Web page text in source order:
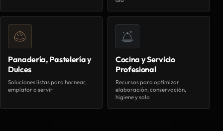
Panadería, Pastelería y
Dulces
Soluciones listas para hornear,
emplatar o servir
Cocina y Servicio
Profesional
Recursos para optimizar
elaboración, conservación,
higiene y sala